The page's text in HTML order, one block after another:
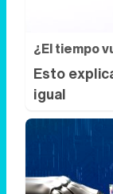
¿El tiempo
Esto
igual